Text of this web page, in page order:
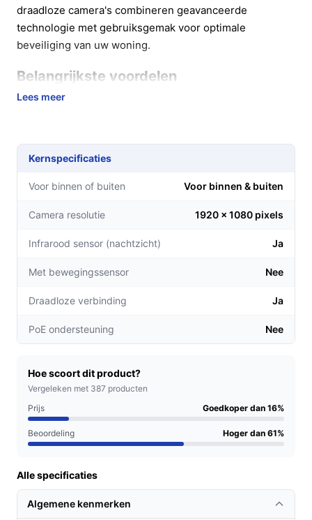
draadloze camera's combineren geavanceerde
technologie met gebruiksgemak voor optimale
beveiliging van uw woning.
Belangrijkste voordelen
Met de Eufycam 2C set geniet u van diverse voordelen
Hoogwaardige 2K Full HD-resolutie voor scherpe
beelden, waardoor u altijd alles kunt zien.
Gemakkelijke installatie zonder gedoe met kabels,
Geen abonnementskosten voor het opslaan en
terugkijken van beelden dankzij de interne
geheugenkaart in de homebase.
Voor welke doelgroep?
Deze beveiligingsset is ideaal voor gezinnen,
zoeken om hun woning te beveiligen. Ook perfect voor
permanente aanpassingen te doen.
Praktische voordelen t.o.v. alternatieven
De Eufycam 2C onderscheidt zich door een aantal
unieke kenmerken:
Langdurige batterijlevensduur van tot wel zes
maanden, zodat u zich geen zorgen hoeft te maken
over frequente oplaadbeurten.
Lees meer
Kernspecificaties
Voor binnen of buiten Voor binnen & buiten
Camera resolutie 1920 x 1080 pixels
Infrarood sensor (nachtzicht) Ja
Met bewegingssensor Nee
Draadloze verbinding Ja
PoE ondersteuning Nee
Hoe scoort dit product?
Vergeleken met 387 producten
Prijs
Goedkoper dan 16%
Beoordeling Hoger dan 61%
Alle specificaties
Algemene kenmerken